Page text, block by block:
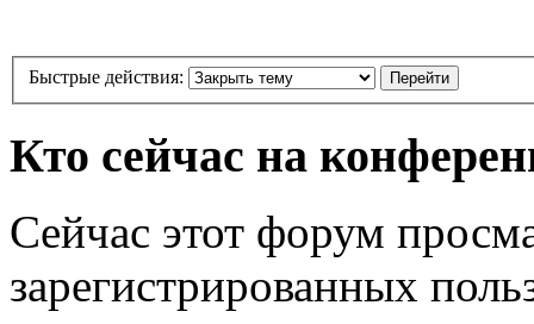
Быстрые действия:
Кто сейчас на
Сейчас этот форум
зарегистрированных